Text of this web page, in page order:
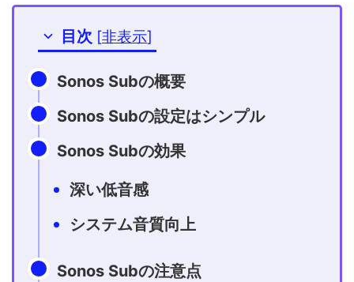
目次 [非表示]
Sonos Subの概要
Sonos Subの設定はシンプル
Sonos Subの効果
深い低音感
システム音質向上
Sonos Subの注意点